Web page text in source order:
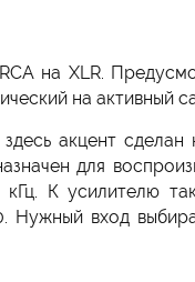
на XLR.
на активный
здесь акцент
для
К усилителю
Нужный вход